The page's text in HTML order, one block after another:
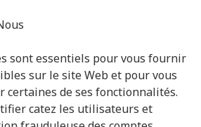
sont essentiels pour vous fournir
sur le site Web et pour vous
de ses fonctionnalités.
catez les utilisateurs et